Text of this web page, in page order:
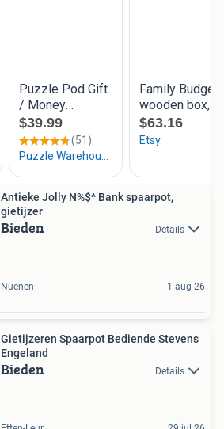
Antieke Jolly N%$^ Bank spaarpot,
gietijzer
Bieden Details
Nuenen 1 aug 26
Gietijzeren Spaarpot Bediende Stevens
Engeland
Bieden Details